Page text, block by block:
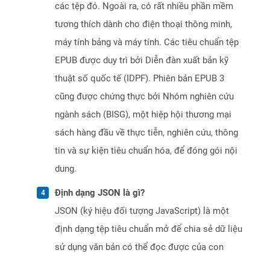
các tệp đó. Ngoài ra, có rất nhiều phần mềm
tương thích dành cho điện thoại thông minh,
máy tính bảng và máy tính. Các tiêu chuẩn tệp
EPUB được duy trì bởi Diễn đàn xuất bản kỹ
thuật số quốc tế (IDPF). Phiên bản EPUB 3
cũng được chứng thực bởi Nhóm nghiên cứu
ngành sách (BISG), một hiệp hội thương mại
sách hàng đầu về thực tiễn, nghiên cứu, thông
tin và sự kiện tiêu chuẩn hóa, để đóng gói nội
dung.
Định dạng JSON là gì?
JSON (ký hiệu đối tượng JavaScript) là một
định dạng tệp tiêu chuẩn mở để chia sẻ dữ liệu
sử dụng văn bản có thể đọc được của con